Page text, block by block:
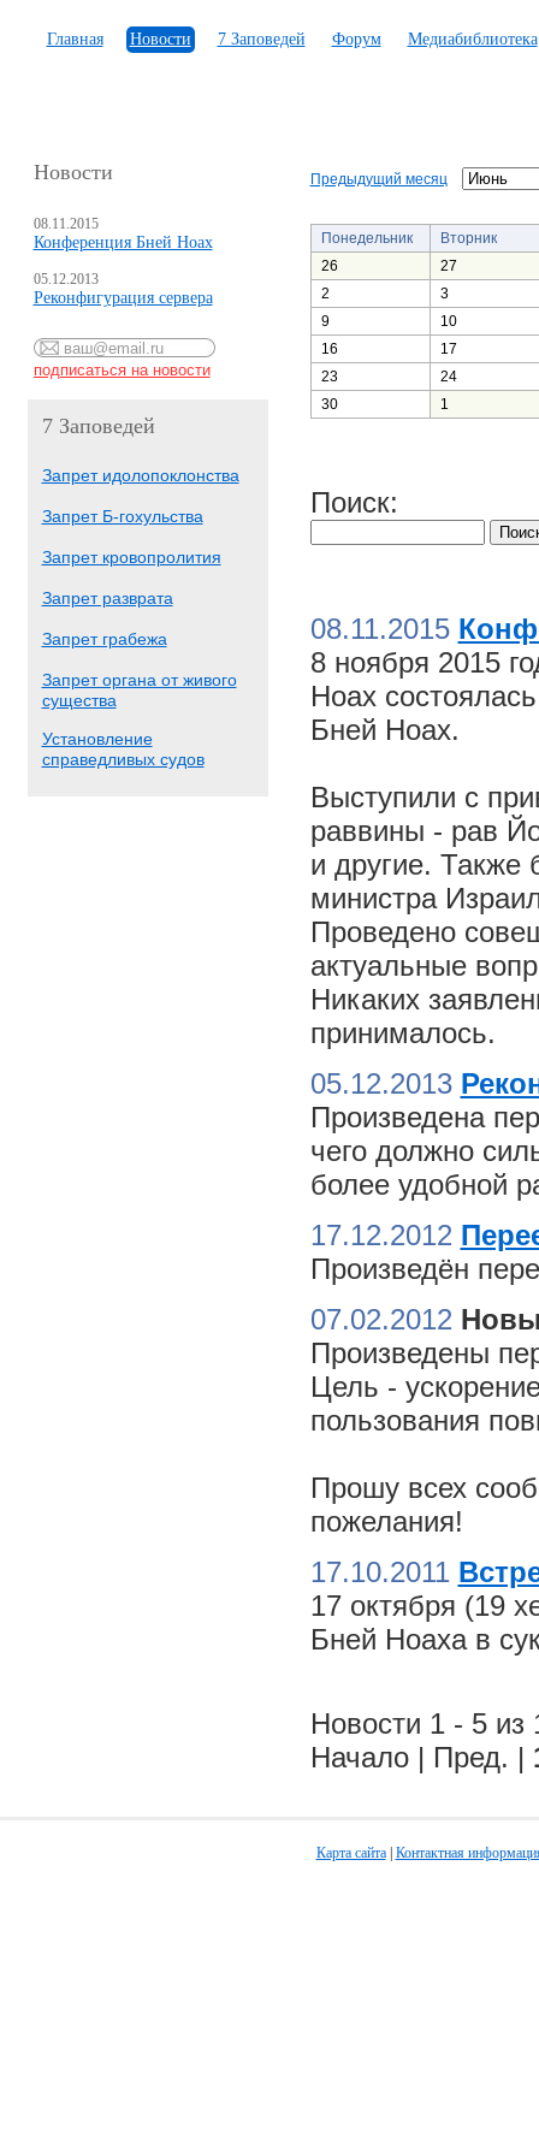
Главная Новости 7 Заповедей Форум Медиабиблиотека
Новости
08.11.2015
Конференция Бней Ноах
05.12.2013
Реконфигурация сервера
7 Заповедей
Запрет идолопоклонства
Запрет Б-гохульства
Запрет кровопролития
Запрет разврата
Запрет грабежа
Запрет органа от живого
существа
Установление
справедливых судов
Предыдущий месяц
Понедельник
Вторник
26
27
2
3
9
10
16
17
23
24
30
1
Поиск:
08.11.2015
8 ноября 2015
Ноах
Бней Ноах.
Выступили с
раввины - рав
и другие. Также
министра
Проведено
актуальные
Никаких
принималось.
05.12.2013
Произведена
чего должно
более удобной
17.12.2012
Произведён
07.02.2012
Произведены
Цель -
пользования
Прошу всех
пожелания!
17.10.2011
17 октября (19
Бней Ноаха в
Новости 1 - 5 из
Начало | Пред. |
Карта сайта| Контактная